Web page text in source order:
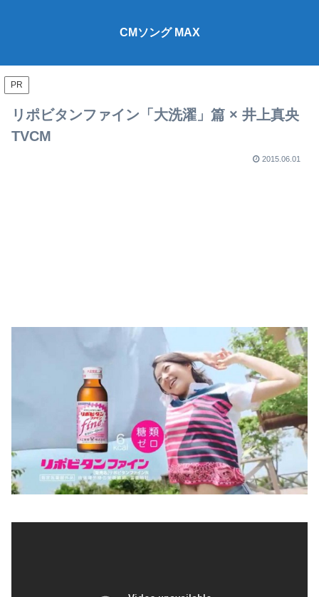
CMソング MAX
PR
リポビタンファイン「大洗濯」篇 × 井上真央
TVCM
2015.06.01